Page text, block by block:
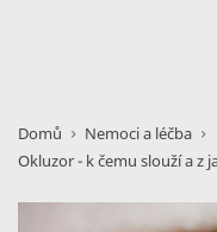
Domů
Nemoci a léčba
Okluzor - k čemu slouží a z